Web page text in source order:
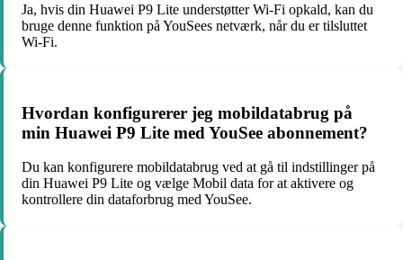
Ja, hvis din Huawei P9 Lite understøtter Wi-Fi opkald, kan du
bruge denne funktion på YouSees netværk, når du er tilsluttet
Wi-Fi.
Hvordan konfigurerer jeg mobildatabrug på
min Huawei P9 Lite med YouSee abonnement?
Du kan konfigurere mobildatabrug ved at gå til indstillinger på
din Huawei P9 Lite og vælge Mobil data for at aktivere og
kontrollere din dataforbrug med YouSee.